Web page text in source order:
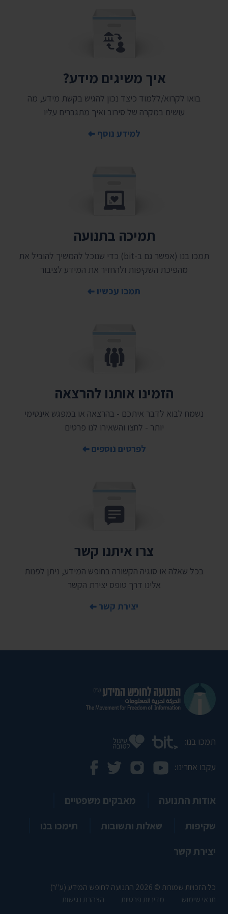
איך משיגים מידע?
בואו לקרוא/ללמוד כיצד נכון להגיש בקשת מידע, מה
עושים במקרה של סירוב ואיך מתגברים עליו
למידע נוסף
תמיכה בתנועה
תמכו בנו (אפשר גם ב-bit) כדי שנוכל להמשיך להוביל את
מהפיכת השקיפות ולהחזיר את המידע לציבור
תמכו עכשיו
הזמינו אותנו להרצאה
נשמח לבוא לדבר איתכם - בהרצאה או במפגש אינטימי
יותר - לחצו והשאירו לנו פרטים
לפרטים נוספים
צרו איתנו קשר
בכל שאלה או סוגיה הקשורה בחופש המידע, ניתן לפנות
אלינו דרך טופס יצירת הקשר
יצירת קשר
תמכו בנו:
עקבו אחרינו:
אודות התנועה
מאבקים משפטיים
שקיפות
שאלות ותשובות
תימכו בנו
יצירת קשר
כל הזכויות שמורות © 2026 התנועה לחופש המידע (ע"ר)
תנאי שימוש
מדיניות פרטיות הצהרת נגישות